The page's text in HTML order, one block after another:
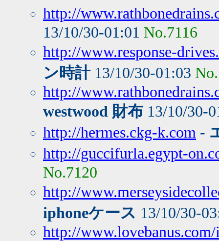
http://
13/10/30-01:01 No.7116
http://www.response-
ン時計13/10/30-01:03
http://
westwood 財布 13/10/30-
http://hermes.ckg-k.com -
http://guccifurla.egypt-
No.7120
http://
iphoneケース 13/10/30-
http://